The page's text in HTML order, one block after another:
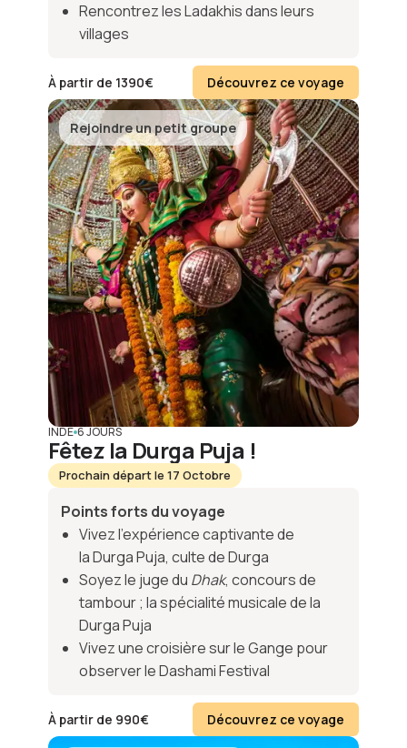
Rencontrez les Ladakhis dans leurs
villages
À partir de 1390€ Découvrez ce voyage
Rejoindre un petit groupe
INDE 6 JOURS
Fêtez la Durga Puja !
Prochain départ le 17 Octobre
Points forts du voyage
Vivez l’expérience captivante de
la Durga Puja, culte de Durga
Soyez le juge du Dhak, concours de
tambour ; la spécialité musicale de la
Durga Puja
Vivez une croisière sur le Gange pour
observer le Dashami Festival
À partir de 990€ Découvrez ce voyage